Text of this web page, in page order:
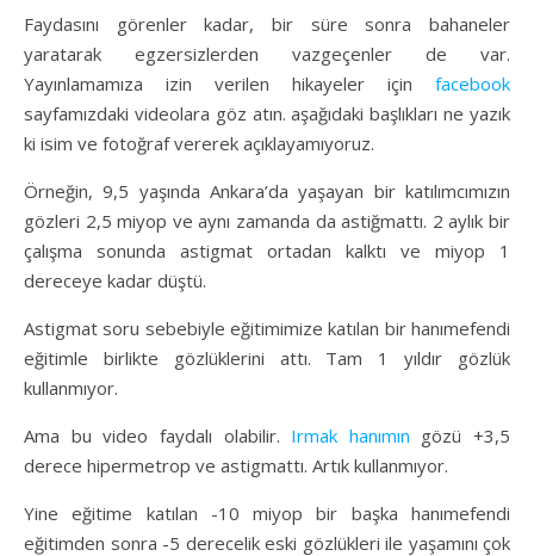
Faydasını görenler kadar, bir süre sonra bahaneler
yaratarak egzersizlerden vazgeçenler de var.
Yayınlamamıza izin verilen hikayeler için facebook
sayfamızdaki videolara göz atın. aşağıdaki başlıkları ne yazık
ki isim ve fotoğraf vererek açıklayamıyoruz.
Örneğin, 9,5 yaşında Ankara’da yaşayan bir katılımcımızın
gözleri 2,5 miyop ve aynı zamanda da astiğmattı. 2 aylık bir
çalışma sonunda astigmat ortadan kalktı ve miyop 1
dereceye kadar düştü.
Astigmat soru sebebiyle eğitimimize katılan bir hanımefendi
eğitimle birlikte gözlüklerini attı. Tam 1 yıldır gözlük
kullanmıyor.
Ama bu video faydalı olabilir. Irmak hanımın gözü +3,5
derece hipermetrop ve astigmattı. Artık kullanmıyor.
Yine eğitime katılan -10 miyop bir başka hanımefendi
eğitimden sonra -5 derecelik eski gözlükleri ile yaşamını çok